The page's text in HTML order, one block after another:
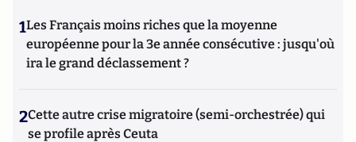
1Les Français moins riches que la moyenne
européenne pour la 3e année consécutive : jusqu'où
ira le grand déclassement ?
2Cette autre crise migratoire (semi-orchestrée) qui
se profile après Ceuta